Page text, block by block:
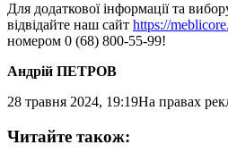
Для додаткової інформації та
відвідайте наш сайт https://
номером 0 (68) 800-55-99!
Андрій ПЕТРОВ
28 травня 2024, 19:19На правах
Читайте також: